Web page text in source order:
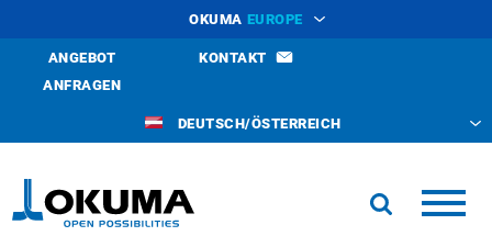
OKUMA EUROPE
ANGEBOT
ANFRAGEN
KONTAKT
DEUTSCH/ÖSTERREICH